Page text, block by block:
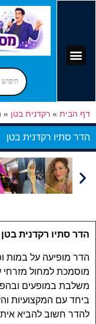
דף הבית » רקדנית בטן »
הדר סתיו רקדנית בטן
הדר סתיו רקדנית
הדר מופיעה על במות
מוסמכת למחול מזרחי
משלבת במופעים
ביחד עם המקצועיות
להדר חשוב להביא